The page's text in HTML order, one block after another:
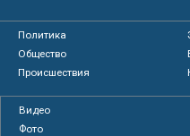
Политика
Общество
Происшествия
Видео
Фото